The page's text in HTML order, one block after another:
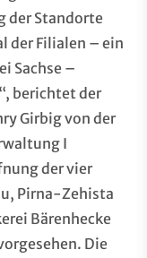
der Standorte
der Filialen – ein
Sachse –
berichtet der
Girbig von der
I
der vier
Pirna-Zehista
Bärenhecke
Die